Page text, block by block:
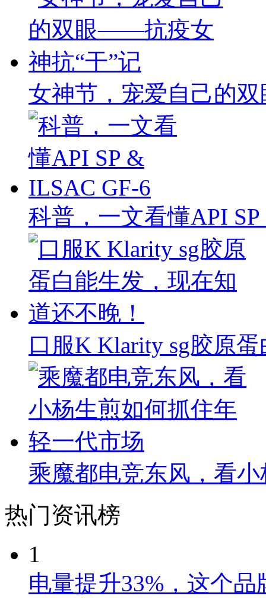
女神节，宠爱自己的
科普，一文看懂API
口服K Klarity sg胶原
乘魔都电竞东风，看
热门资讯榜
1
电量提升33%，这个